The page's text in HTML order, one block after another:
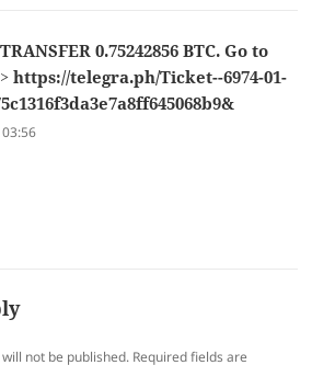
0.75242856 BTC. Go to
https://telegra.ph/Ticket--6974-01-
not be published. Required fields are